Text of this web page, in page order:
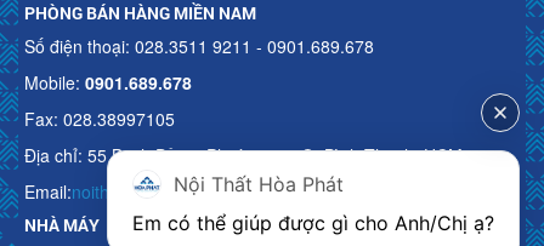
PHÒNG BÁN HÀNG MIỀN NAM
Số điện thoại: 028.3511 9211 - 0901.689.678
Mobile: 0901.689.678
Fax: 028.38997105
Địa chỉ: 55 Bạch Đằng, Phường 15, Q. Bình Thạnh, HCM
Email:noithathoaphattot@gmail.com
NHÀ MÁY
Nội Thất Hòa Phát